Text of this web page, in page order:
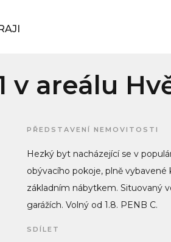
areálu
PŘEDSTAVENÍ NEMOVITOSTI
Hezký byt nacházející se v
obývacího pokoje, plně vybavené
základním nábytkem. Situovaný
garážích. Volný od 1.8. PENB C.
SDÍLET